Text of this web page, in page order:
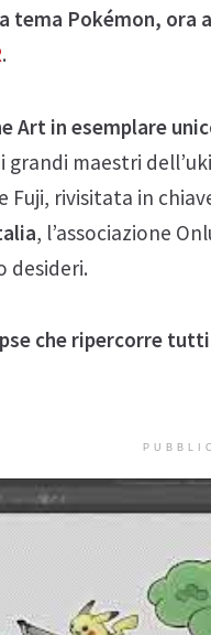
tema Pokémon, ora
.
Art in esemplare
grandi maestri
rivisitata in
, l’associazione
desideri.
che ripercorre